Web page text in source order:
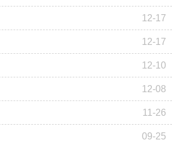
12-17
12-17
12-10
12-08
11-26
09-25